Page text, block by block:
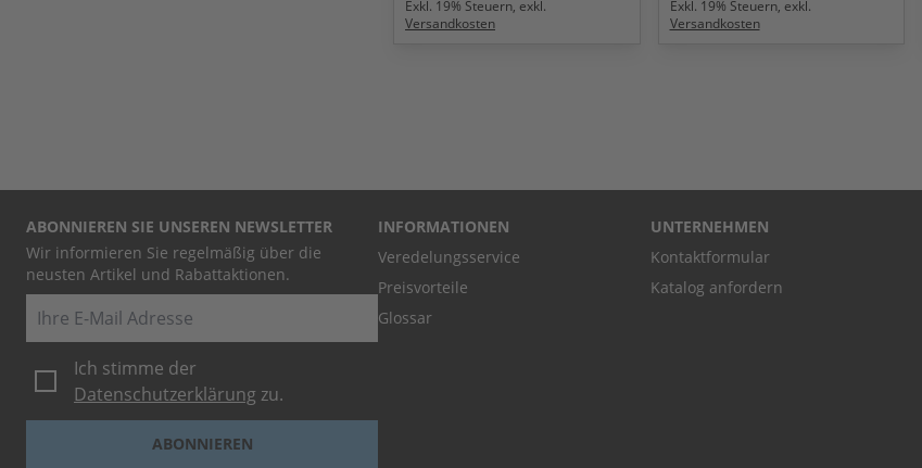
Exkl. 19% Steuern, exkl.
Versandkosten
Exkl. 19% Steuern, exkl.
Versandkosten
ABONNIEREN SIE UNSEREN NEWSLETTER
Wir informieren Sie regelmäßig über die
neusten Artikel und Rabattaktionen.
E-Mail
Ich stimme der
Datenschutzerklärung zu.
ABONNIEREN
INFORMATIONEN
Veredelungsservice
Preisvorteile
Glossar
UNTERNEHMEN
Kontaktformular
Katalog anfordern